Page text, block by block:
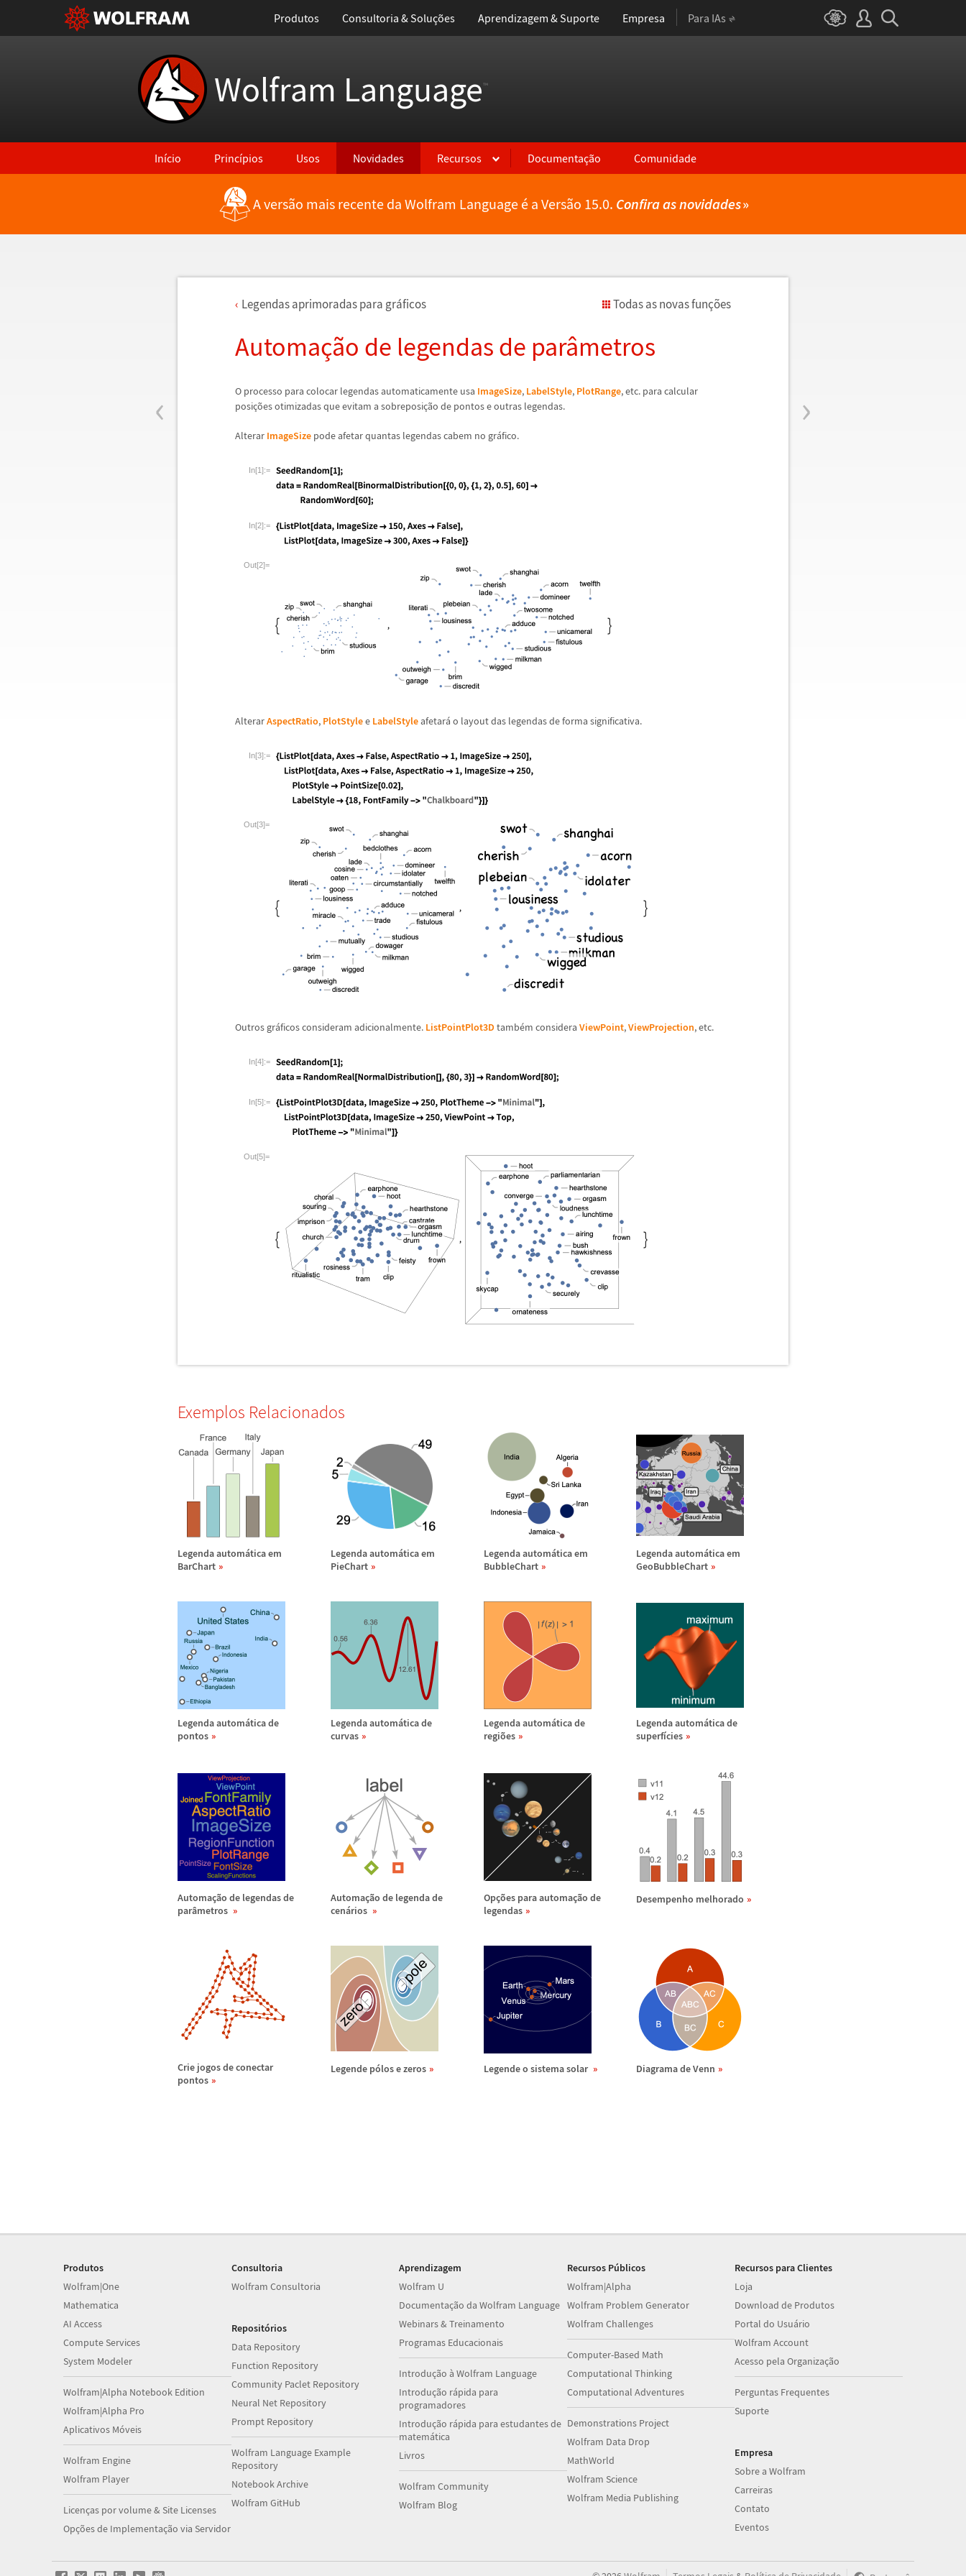
Produtos Consultoria & Soluções Aprendizagem & Suporte Empresa Para IAs
Wolfram Language™
Início Princípios Usos Novidades Recursos Documentação Comunidade
A versão mais recente da Wolfram Language é a Versão 15.0. Confira as novidades»
‹ ›
Legendas aprimoradas para gráficos Todas as novas funções
Automação de legendas de parâmetros
O processo para colocar legendas automaticamente usa ImageSize, LabelStyle, PlotRange, etc. para calcular
posições otimizadas que evitam a sobreposição de pontos e outras legendas.
Alterar ImageSize pode afetar quantas legendas cabem no gráfico.
In[1]:=
In[2]:=
Out[2]=
AlterarAspectRatio, PlotStylee LabelStyleafetará o layout das legendas de forma significativa.
In[3]:=
Out[3]=
Outros gráficos consideram adicionalmente. ListPointPlot3D também considera ViewPoint,ViewProjection, etc.
In[4]:=
In[5]:=
Out[5]=
Exemplos Relacionados
Legenda automática em
BarChart
Legenda automática em
PieChart
Legenda automática em
BubbleChart
Legenda automática em
GeoBubbleChart
Legenda automática de
pontos
Legenda automática de
curvas
Legenda automática de
regiões
Legenda automática de
superfícies
Automação de legendas de
parâmetros
Automação de legenda de
cenários
Opções para automação de
legendas
Desempenho melhorado
Crie jogos de conectar
pontos
Legende pólos e zeros Legende o sistema solar Diagrama de Venn
Produtos
Wolfram|One
Mathematica
AI Access
Compute Services
System Modeler
Wolfram|Alpha Notebook Edition
Wolfram|Alpha Pro
Aplicativos Móveis
Wolfram Engine
Wolfram Player
Licenças por volume & Site Licenses
Opções de Implementação via Servidor
Consultoria
Wolfram Consultoria
Repositórios
Data Repository
Function Repository
Community Paclet Repository
Neural Net Repository
Prompt Repository
Wolfram Language Example
Repository
Notebook Archive
Wolfram GitHub
Aprendizagem
Wolfram U
Documentação da Wolfram Language
Webinars & Treinamento
Programas Educacionais
Introdução à Wolfram Language
Introdução rápida para
programadores
Introdução rápida para estudantes de
matemática
Livros
Wolfram Community
Wolfram Blog
Recursos Públicos
Wolfram|Alpha
Wolfram Problem Generator
Wolfram Challenges
Computer-Based Math
Computational Thinking
Computational Adventures
Demonstrations Project
Wolfram Data Drop
MathWorld
Wolfram Science
Wolfram Media Publishing
Recursos para Clientes
Loja
Download de Produtos
Portal do Usuário
Wolfram Account
Acesso pela Organização
Perguntas Frequentes
Suporte
Empresa
Sobre a Wolfram
Carreiras
Contato
Eventos